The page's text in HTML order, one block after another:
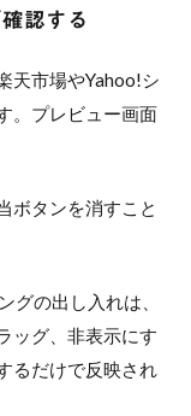
認する
天市場やYahoo!シ
。プレビュー画面
ボタンを消すこと
の出し入れは、
ッグ、非表示にす
るだけで反映され